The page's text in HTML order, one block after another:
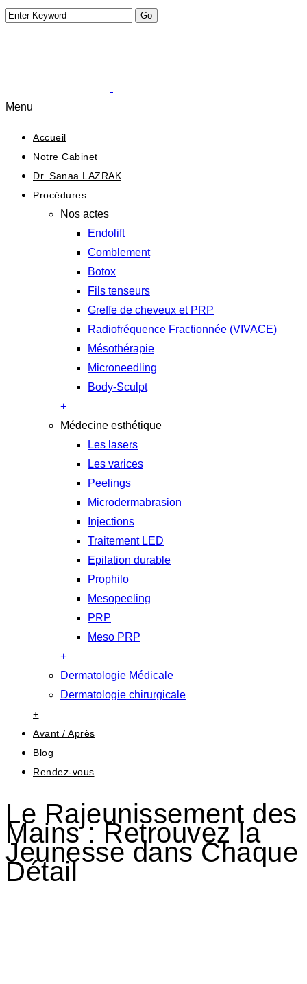
Menu
Accueil
Notre Cabinet
Dr. Sanaa LAZRAK
Procédures
Nos actes
Endolift
Comblement
Botox
Fils tenseurs
Greffe de cheveux et PRP
Radiofréquence Fractionnée (VIVACE)
Mésothérapie
Microneedling
Body-Sculpt
+
Médecine esthétique
Les lasers
Les varices
Peelings
Microdermabrasion
Injections
Traitement LED
Epilation durable
Prophilo
Mesopeeling
PRP
Meso PRP
+
Dermatologie Médicale
Dermatologie chirurgicale
+
Avant / Après
Blog
Rendez-vous
Le Rajeunissement des
Mains : Retrouvez la
Jeunesse dans Chaque
Détail